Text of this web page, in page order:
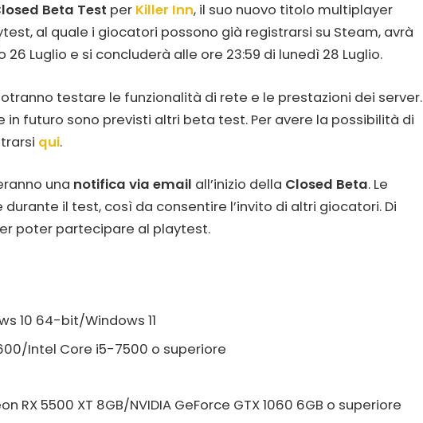
Beta Test per Killer Inn, il suo nuovo titolo multiplayer
al quale i giocatori possono già registrarsi su Steam, avrà
Luglio e si concluderà alle ore 23:59 di lunedì 28 Luglio.
testare le funzionalità di rete e le prestazioni dei server.
in futuro sono previsti altri beta test. Per avere la possibilità di
qui.
una notifica via email all’inizio della Closed Beta. Le
il test, così da consentire l’invito di altri giocatori. Di
poter partecipare al playtest.
10 64-bit/Windows 11
Intel Core i5-7500 o superiore
RX 5500 XT 8GB/NVIDIA GeForce GTX 1060 6GB o superiore